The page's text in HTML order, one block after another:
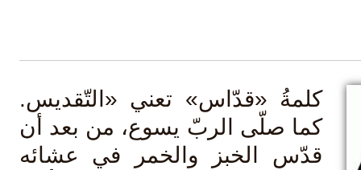
«قدّاس» تعني «التّقديس.
صلّى الربّ يسوع، من بعد أن
الخبز والخمر في عشائه